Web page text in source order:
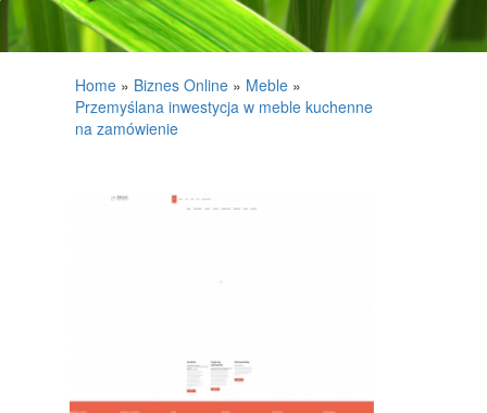
PROJEKTOWANIE
MATERIAŁY BUDOWLANE
DRZWI I OKNA
NIERUCHOMOŚCI, DZIAŁKI
WYKSZTAŁCENIE
PLACÓWKI EDUKACYJNE
Home » Biznes Online » Meble »
Przemyślana inwestycja w meble kuchenne
na zamówienie